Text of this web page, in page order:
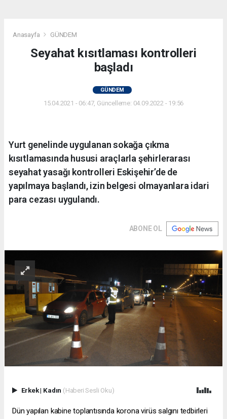
Anasayfa GÜNDEM
Seyahat kısıtlaması kontrolleri
başladı
GÜNDEM
15.04.2021 - 06:47, Güncelleme: 04.09.2022 - 19:56
Yurt genelinde uygulanan sokağa çıkma
kısıtlamasında hususi araçlarla şehirlerarası
seyahat yasağı kontrolleri Eskişehir’de de
yapılmaya başlandı, izin belgesi olmayanlara idari
para cezası uygulandı.
ABONE OL
Erkek| Kadın (Haberi Sesli Oku)
Dün yapılan kabine toplantısında korona virüs salgını tedbirleri